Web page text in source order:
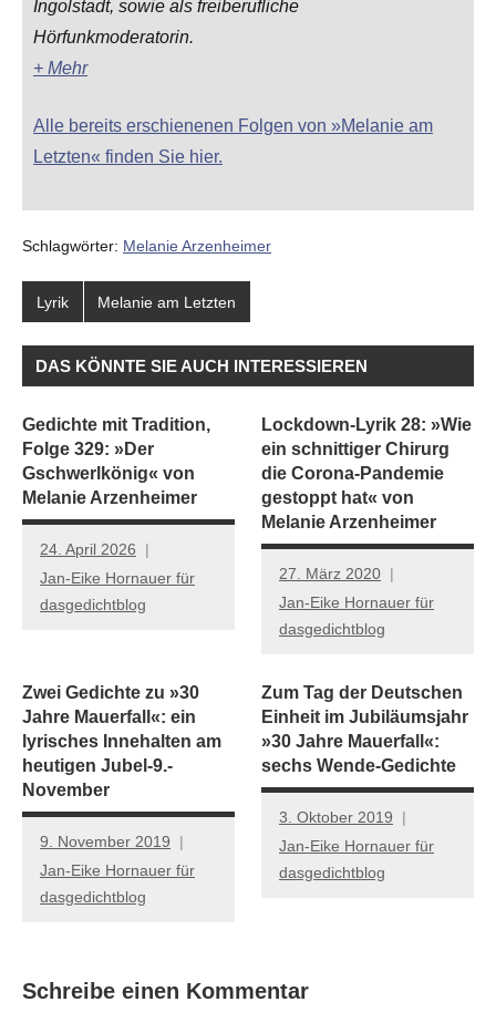
Ingolstadt, sowie als freiberufliche
Hörfunkmoderatorin.
+ Mehr
Alle bereits erschienenen Folgen von »Melanie am
Letzten« finden Sie hier.
Schlagwörter: Melanie Arzenheimer
Lyrik Melanie am Letzten
DAS KÖNNTE SIE AUCH INTERESSIEREN
Gedichte mit Tradition,
Folge 329: »Der
Gschwerlkönig« von
Melanie Arzenheimer
24. April 2026
Jan-Eike Hornauer für
dasgedichtblog
Lockdown-Lyrik 28: »Wie
ein schnittiger Chirurg
die Corona-Pandemie
gestoppt hat« von
Melanie Arzenheimer
27. März 2020
Jan-Eike Hornauer für
dasgedichtblog
Zwei Gedichte zu »30
Jahre Mauerfall«: ein
lyrisches Innehalten am
heutigen Jubel-9.-
November
9. November 2019
Jan-Eike Hornauer für
dasgedichtblog
Zum Tag der Deutschen
Einheit im Jubiläumsjahr
»30 Jahre Mauerfall«:
sechs Wende-Gedichte
3. Oktober 2019
Jan-Eike Hornauer für
dasgedichtblog
Schreibe einen Kommentar